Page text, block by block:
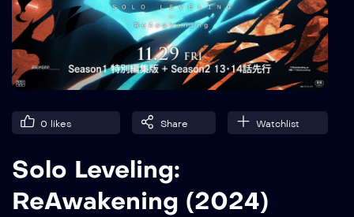
0 likes Share Watchlist
Solo Leveling:
ReAwakening (2024)